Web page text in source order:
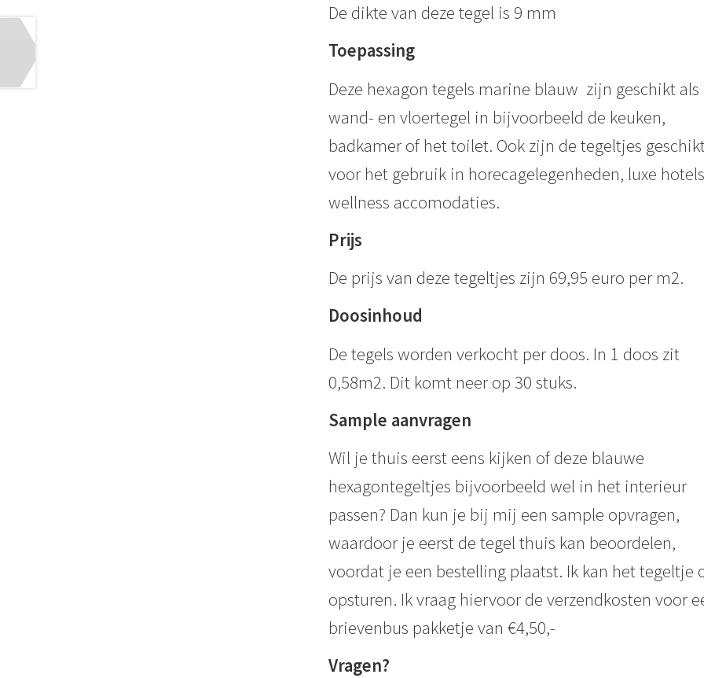
De dikte van deze tegel is 9 mm
Toepassing
Deze hexagon tegels marine blauw zijn geschikt als
wand- en vloertegel in bijvoorbeeld de keuken,
badkamer of het toilet. Ook zijn de tegeltjes
voor het gebruik in horecagelegenheden, luxe
wellness accomodaties.
Prijs
De prijs van deze tegeltjes zijn 69,95 euro per m2.
Doosinhoud
De tegels worden verkocht per doos. In 1 doos zit
0,58m2. Dit komt neer op 30 stuks.
Sample aanvragen
Wil je thuis eerst eens kijken of deze blauwe
hexagontegeltjes bijvoorbeeld wel in het interieur
passen? Dan kun je bij mij een sample opvragen,
waardoor je eerst de tegel thuis kan beoordelen,
voordat je een bestelling plaatst. Ik kan het tegeltje
opsturen. Ik vraag hiervoor de verzendkosten voor
brievenbus pakketje van €4,50,-
Vragen?